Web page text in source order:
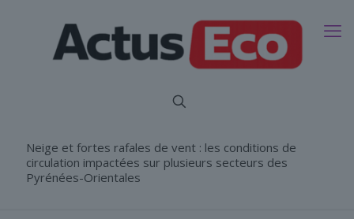
Neige et fortes rafales de vent : les conditions de
circulation impactées sur plusieurs secteurs des
Pyrénées-Orientales